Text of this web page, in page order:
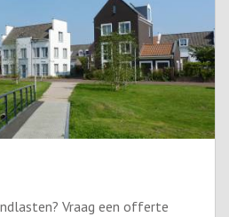
Vraag een offerte